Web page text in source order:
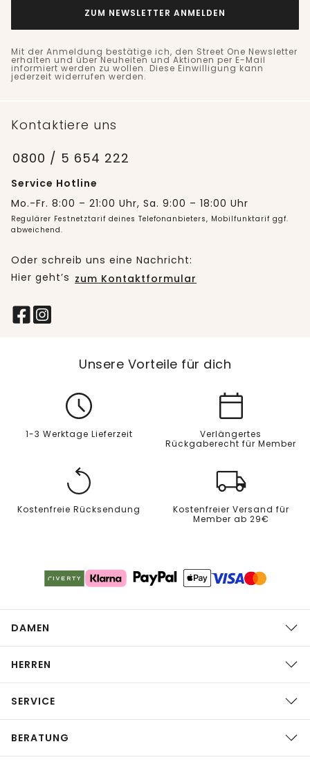
ZUM NEWSLETTER ANMELDEN
Mit der Anmeldung bestätige ich, den Street One Newsletter
erhalten und über Neuheiten und Aktionen per E-Mail
informiert werden zu wollen. Diese Einwilligung kann
jederzeit widerrufen werden.
Kontaktiere uns
0800 / 5 654 222
Service Hotline
Mo.-Fr. 8:00 – 21:00 Uhr, Sa. 9:00 – 18:00 Uhr
Regulärer Festnetztarif deines Telefonanbieters, Mobilfunktarif ggf.
abweichend.
Oder schreib uns eine Nachricht:
Hier geht’s zum Kontaktformular
Unsere Vorteile für dich
1-3 Werktage Lieferzeit
Verlängertes
Rückgaberecht für Member
Kostenfreie Rücksendung
Kostenfreier Versand für
Member ab 29€
DAMEN
HERREN
SERVICE
BERATUNG